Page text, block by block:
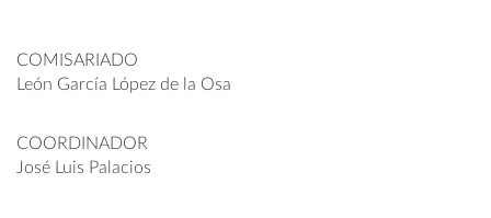
COMISARIADO
León García López de la Osa
COORDINADOR
José Luis Palacios